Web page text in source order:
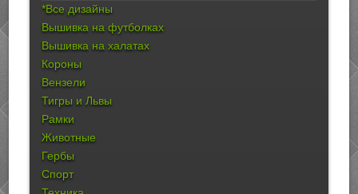
*Все дизайны
Вышивка на футболках
Вышивка на халатах
Короны
Вензели
Тигры и Львы
Рамки
Животные
Гербы
Спорт